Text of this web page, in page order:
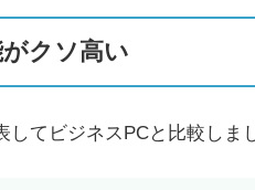
クソ高い
してビジネスPCと比較しま